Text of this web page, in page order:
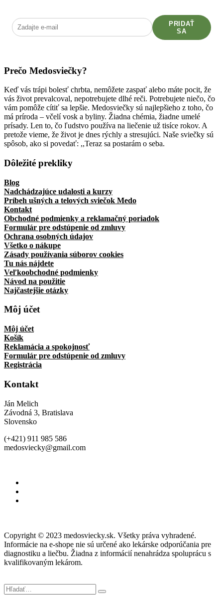
PRIDAŤ
SA
Prečo Medosviečky?
Keď vás trápi bolesť chrbta, nemôžete zaspať alebo máte pocit, že
vás život prevalcoval, nepotrebujete dlhé reči. Potrebujete niečo, čo
vám pomôže cítiť sa lepšie. Medosviečky sú najlepšieho z toho, čo
má príroda – včelí vosk a byliny. Žiadna chémia, žiadne umelé
prísady. Len to, čo ľudstvo používa na liečenie už tisíce rokov. A
pretože vieme, že život je dnes rýchly a stresujúci. Naše sviečky sú
spôsob, ako si povedať: ,,Teraz sa postarám o seba.
Dôležité prekliky
Blog
Nadchádzajúce udalosti a kurzy
Príbeh ušných a telových sviečok Medo
Kontakt
Obchodné podmienky a reklamačný poriadok
Formulár pre odstúpenie od zmluvy
Ochrana osobných údajov
Všetko o nákupe
Zásady používania súborov cookies
Tu nás nájdete
Veľkoobchodné podmienky
Návod na použitie
Najčastejšie otázky
Môj účet
Môj účet
Košík
Reklamácia a spokojnosť
Formulár pre odstúpenie od zmluvy
Registrácia
Kontakt
Ján Melich
Závodná 3, Bratislava
Slovensko
(+421) 911 985 586
medosviecky@gmail.com
Copyright © 2023 medosviecky.sk. Všetky práva vyhradené.
Informácie na e-shope nie sú určené ako lekárske odporúčania pre
diagnostiku a liečbu. Žiadna z informácií nenahrádza spoluprácu s
kvalifikovaným lekárom.